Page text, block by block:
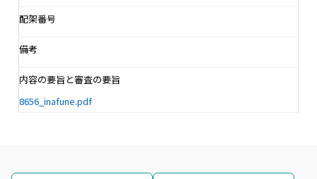
配架番号
備考
内容の要旨と審査の要旨
8656_inafune.pdf